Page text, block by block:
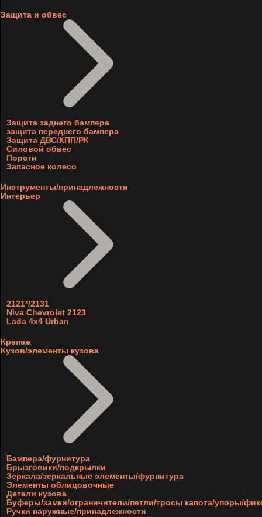
Защита и обвес
Защита заднего бампера
защита переднего бампера
Защита ДВС/КПП/РК
Силовой обвес
Пороги
Запасное колесо
Инструменты/принадлежности
Интерьер
2121*/2131
Niva Chevrolet 2123
Lada 4x4 Urban
Крепеж
Кузов/элементы кузова
Бампера/фурнитура
Брызговики/подкрылки
Зеркала/зеркальные элементы/фурнитура
Элементы облицовочные
Детали кузова
Буферы/замки/ограничители/петли/тросы капота/упоры/
Ручки наружные/принадлежности